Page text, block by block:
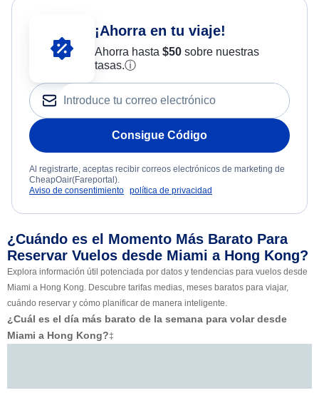
¡Ahorra en tu viaje!
Ahorra hasta $50sobre nuestras
tasas.ⓘ
Consigue Código
Al registrarte, aceptas recibir correos electrónicos de marketing de
CheapOair(Fareportal).
Aviso de consentimiento política de privacidad
¿Cuándo es el Momento Más Barato Para
Reservar Vuelos desde Miami a Hong Kong?
Explora información útil potenciada por datos y tendencias para vuelos desde
Miami a Hong Kong. Descubre tarifas medias, meses baratos para viajar,
cuándo reservar y cómo planificar de manera inteligente.
¿Cuál es el día más barato de la semana para volar desde
Miami a Hong Kong?‡